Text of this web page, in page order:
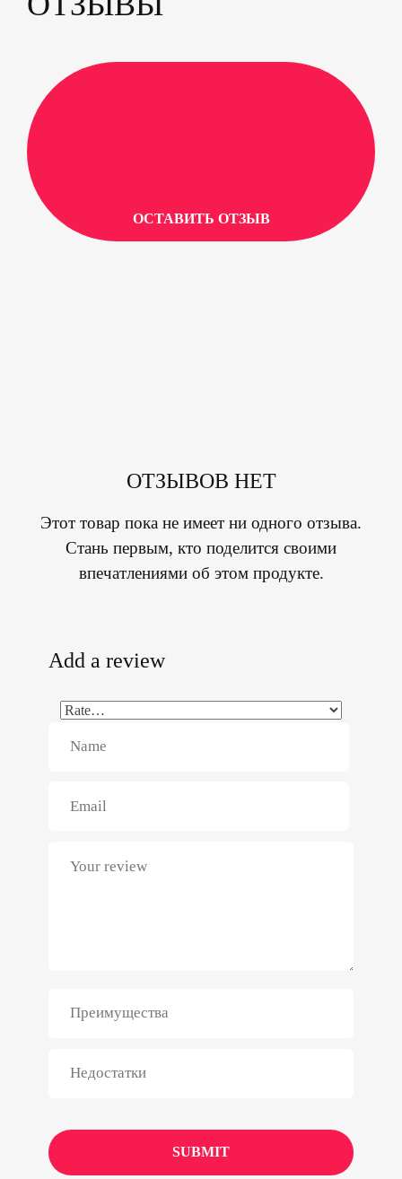
ОСТАВИТЬ ОТЗЫВ
ОТЗЫВОВ НЕТ
Этот товар пока не имеет ни одного отзыва.
Стань первым, кто поделится своими
впечатлениями об этом продукте.
Add a review